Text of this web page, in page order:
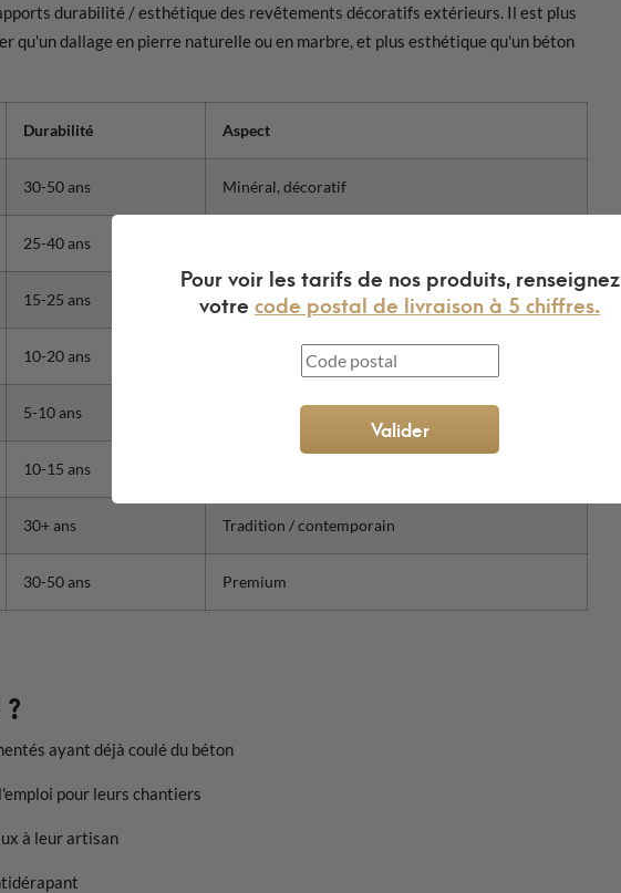
durabilité / esthétique des revêtements décoratifs extérieurs. Il est plus
qu'un dallage en pierre naturelle ou en marbre, et plus esthétique qu'un béton
Durabilité Aspect
30-50 ans Minéral, décoratif
25-40 ans
15-25 ans Lisse, contemporain
10-20 ans Très lisse, design
5-10 ans Coloré, uniforme
10-15 ans
30+ ans Tradition / contemporain
30-50 ans Premium
ayant déjà coulé du béton
pour leurs chantiers
à leur artisan
Pour voir les tarifs de nos produits, renseignez
votre code postal de livraison à 5 chiffres.
Valider